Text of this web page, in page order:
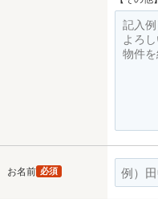
お名前 必須